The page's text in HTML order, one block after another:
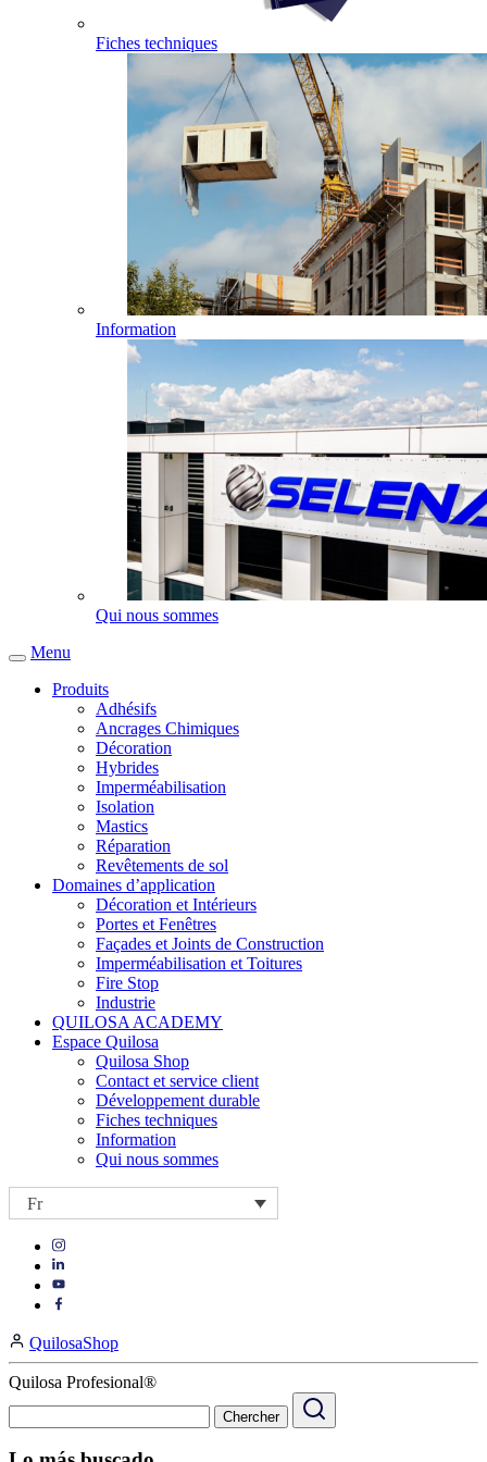
Fiches techniques
Information
Qui nous sommes
Menu
Produits
Adhésifs
Ancrages Chimiques
Décoration
Hybrides
Imperméabilisation
Isolation
Mastics
Réparation
Revêtements de sol
Domaines d’application
Décoration et Intérieurs
Portes et Fenêtres
Façades et Joints de Construction
Imperméabilisation et Toitures
Fire Stop
Industrie
QUILOSA ACADEMY
Espace Quilosa
Quilosa Shop
Contact et service client
Développement durable
Fiches techniques
Information
Qui nous sommes
Fr
Visit
https://www.instagram.com/quilosa_selena/
Visit
our
Visit
page
https://www.facebook.com/QuilosaSelenaIberia/
page
QuilosaShop
Quilosa Profesional®